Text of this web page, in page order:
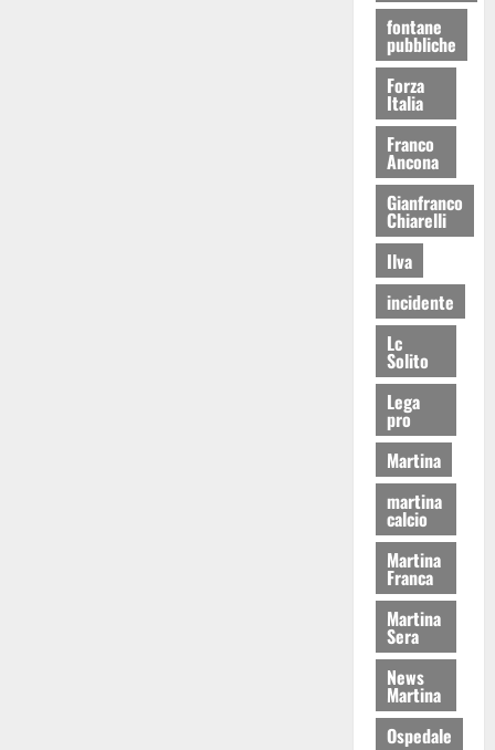
fontane
pubbliche
Forza
Italia
Franco
Ancona
Gianfranco
Chiarelli
Ilva
incidente
Lc
Solito
Lega
pro
Martina
martina
calcio
Martina
Franca
Martina
Sera
News
Martina
Ospedale